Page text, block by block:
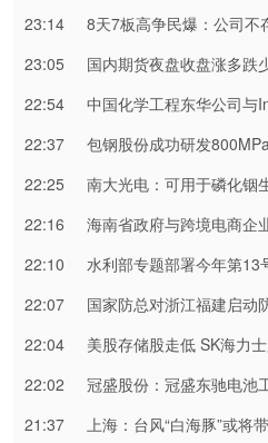
23:14
8天7板高争民爆：公司不存在涉及矿山资产注入和重
23:05
国内期货夜盘收盘涨多跌少
22:54
中国化学工程东华公司与Indorama集团正式签署安阳清
22:37
包钢股份成功研发800MPa级增强成形性
22:25
南大光电：可用于磷化铟生产的高纯三甲基铟
22:16
海南省政府与跨境电商企
22:10
水利部专题部署今年第13号台风“白海豚
22:07
国家防总对浙江福建启动防汛防台
22:04
美股存储股走低 SK海力
22:02
冠盛股份：冠盛东驰电池工厂目前已进入
21:37
上海：台风“白海豚”或将带来龙卷